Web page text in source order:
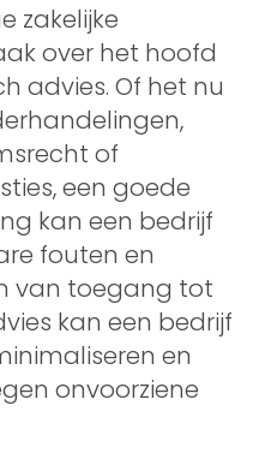
zakelijke
over het hoofd
advies. Of het nu
of
een goede
kan een bedrijf
fouten en
van toegang tot
kan een bedrijf
en
onvoorziene